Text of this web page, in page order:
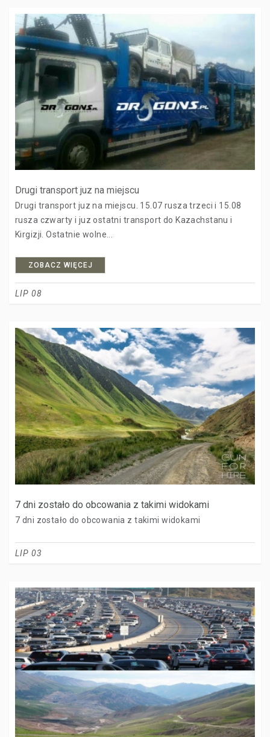
Drugi transport juz na miejscu
Drugi transport juz na miejscu. 15.07 rusza trzeci i 15.08
rusza czwarty i juz ostatni transport do Kazachstanu i
Kirgizji. Ostatnie wolne...
ZOBACZ WIĘCEJ
LIP 08
7 dni zostało do obcowania z takimi widokami
7 dni zostało do obcowania z takimi widokami
LIP 03